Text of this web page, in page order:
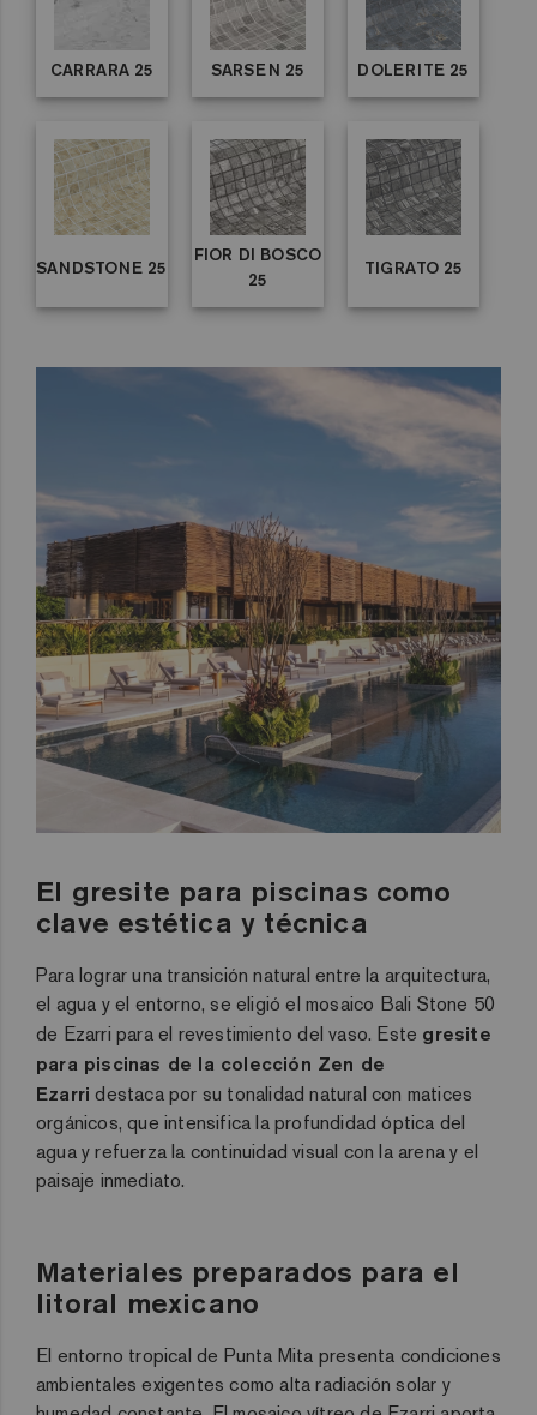
CARRARA 25 SARSEN 25 DOLERITE 25
SANDSTONE 25
FIOR DI BOSCO
25
TIGRATO 25
El gresite para piscinas como
clave estética y técnica
Para lograr una transición natural entre la arquitectura,
el agua y el entorno, se eligió el mosaico Bali Stone 50
de Ezarri para el revestimiento del vaso. Este gresite
para piscinas de la colección Zen de
Ezarri destaca por su tonalidad natural con matices
orgánicos, que intensifica la profundidad óptica del
agua y refuerza la continuidad visual con la arena y el
paisaje inmediato.
Materiales preparados para el
litoral mexicano
El entorno tropical de Punta Mita presenta condiciones
ambientales exigentes como alta radiación solar y